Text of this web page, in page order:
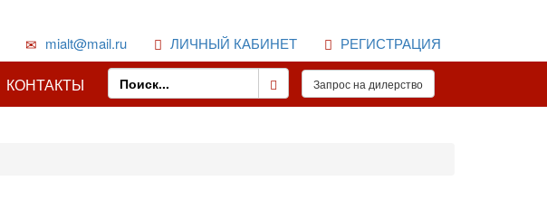
РЕГИСТРАЦИЯ
ЛИЧНЫЙ КАБИНЕТ
mialt@mail.ru
КОНТАКТЫ